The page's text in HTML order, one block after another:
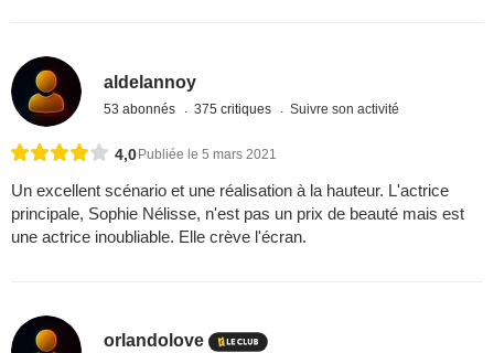
aldelannoy
53 abonnés 375 critiques Suivre son activité
4,0 Publiée le 5 mars 2021
Un excellent scénario et une réalisation à la hauteur. L'actrice
principale, Sophie Nélisse, n'est pas un prix de beauté mais est
une actrice inoubliable. Elle crève l'écran.
orlandolove